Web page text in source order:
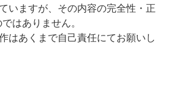
いますが、その内容の完全性・正
はありません。
はあくまで自己責任にてお願いし